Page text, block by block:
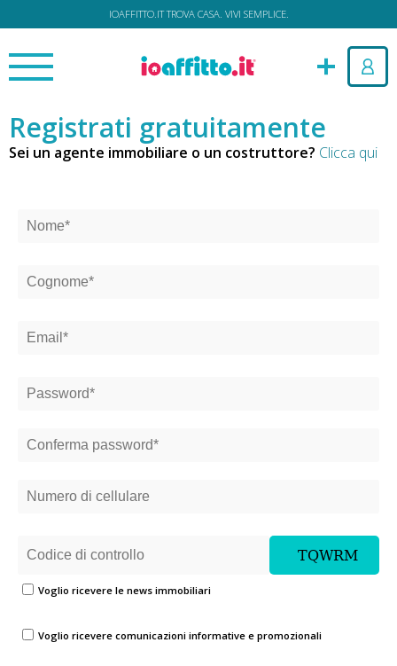
IOAFFITTO.IT TROVA CASA. VIVI SEMPLICE.
Registrati gratuitamente
Sei un agente immobiliare o un costruttore? Clicca qui
Voglio ricevere le news immobiliari
Voglio ricevere comunicazioni informative e promozionali